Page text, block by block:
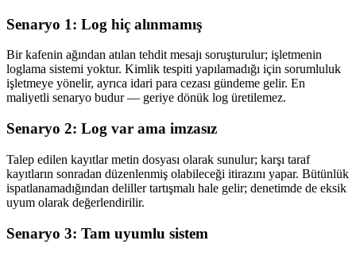
Senaryo 1: Log hiç alınmamış
Bir kafenin ağından atılan tehdit mesajı soruşturulur; işletmenin
loglama sistemi yoktur. Kimlik tespiti yapılamadığı için sorumluluk
işletmeye yönelir, ayrıca idari para cezası gündeme gelir. En
maliyetli senaryo budur — geriye dönük log üretilemez.
Senaryo 2: Log var ama imzasız
Talep edilen kayıtlar metin dosyası olarak sunulur; karşı taraf
kayıtların sonradan düzenlenmiş olabileceği itirazını yapar. Bütünlük
ispatlanamadığından deliller tartışmalı hale gelir; denetimde de eksik
uyum olarak değerlendirilir.
Senaryo 3: Tam uyumlu sistem